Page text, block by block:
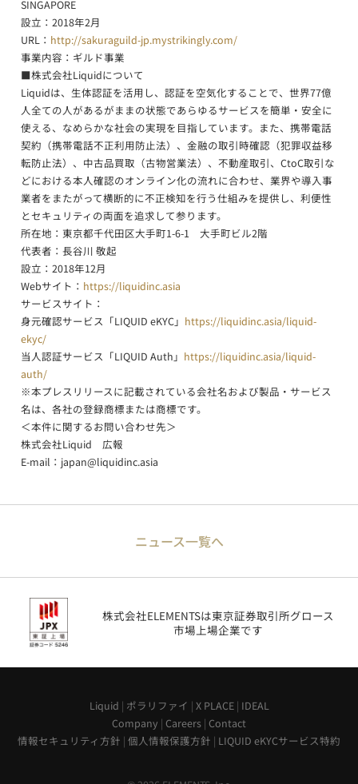
SINGAPORE
設立：2018年2月
URL： http://sakuraguild-jp.mystrikingly.com/
事業内容：ギルド事業
■株式会社Liquidについて
Liquidは、生体認証を活用し、認証を空気化することで、世界77億
人全ての人があるがままの状態であらゆるサービスを簡単・安全に
使える、なめらかな社会の実現を目指しています。また、携帯電話
契約（携帯電話不正利用防止法）、金融の取引時確認（犯罪収益移
転防止法）、中古品買取（古物営業法）、不動産取引、CtoC取引な
どにおける本人確認のオンライン化の流れに合わせ、業界や導入事
業者をまたがって横断的に不正検知を行う仕組みを提供し、利便性
とセキュリティの両面を追求して参ります。
所在地：東京都千代田区大手町1-6-1 大手町ビル2階
代表者：長谷川 敬起
設立：2018年12月
Webサイト： https://liquidinc.asia
サービスサイト：
身元確認サービス「LIQUID eKYC」 https://liquidinc.asia/liquid-
ekyc/
当人認証サービス「LIQUID Auth」 https://liquidinc.asia/liquid-
auth/
※本プレスリリースに記載されている会社名および製品・サービス
名は、各社の登録商標または商標です。
＜本件に関するお問い合わせ先＞
株式会社Liquid 広報
E-mail： japan@liquidinc.asia
ニュース一覧へ
株式会社ELEMENTSは東京証券取引所グロース
市場上場企業です
Liquid | ポラリファイ | X PLACE| IDEAL
Company | Careers | Contact
情報セキュリティ方針 | 個人情報保護方針 | LIQUID eKYCサービス特約